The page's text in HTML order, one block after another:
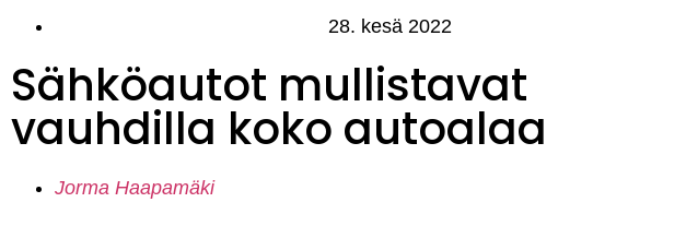
28. kesä 2022
Sähköautot mullistavat
vauhdilla koko autoalaa
Jorma Haapamäki